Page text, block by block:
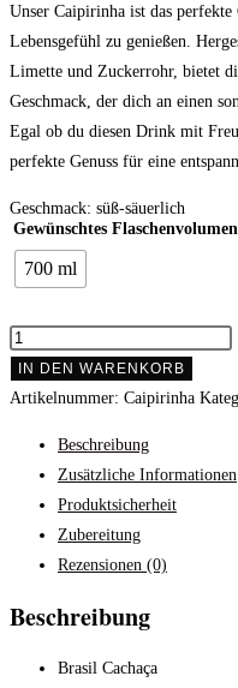
Unser Caipirinha ist das
Lebensgefühl zu genießen.
Limette und Zuckerrohr, bietet
Geschmack, der dich an einen
Egal ob du diesen Drink mit
perfekte Genuss für eine
Geschmack: süß-säuerlich
Gewünschtes
700 ml
IN DEN WARENKORB
Artikelnummer: Caipirinha
Beschreibung
Zusätzliche Informationen
Produktsicherheit
Zubereitung
Rezensionen (0)
Beschreibung
Brasil Cachaça